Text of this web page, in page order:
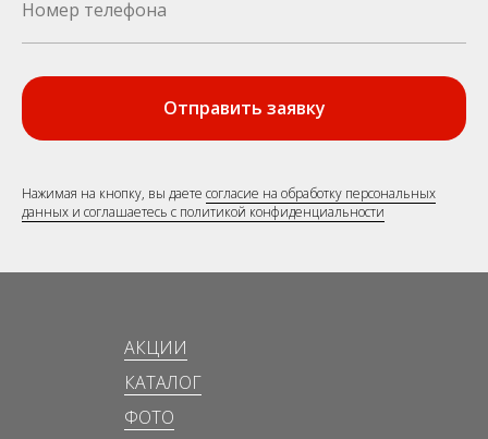
Отправить заявку
Нажимая на кнопку, вы даете согласие на обработку персональных
данных и соглашаетесь c политикой конфиденциальности
АКЦИИ
КАТАЛОГ
ФОТО